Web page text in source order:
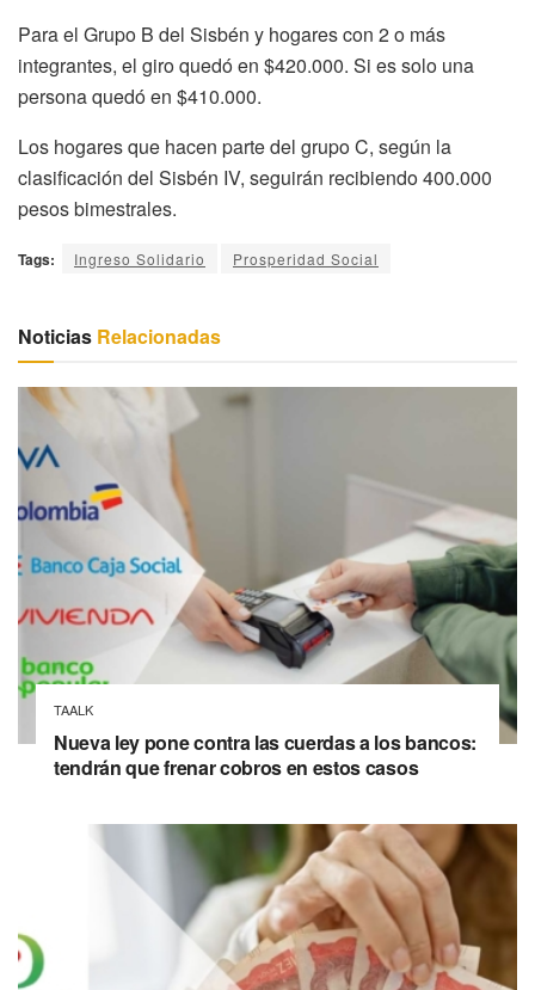
Para el Grupo B del Sisbén y hogares con 2 o más
integrantes, el giro quedó en $420.000. Si es solo una
persona quedó en $410.000.
Los hogares que hacen parte del grupo C, según la
clasificación del Sisbén IV, seguirán recibiendo 400.000
pesos bimestrales.
Tags: Ingreso Solidario Prosperidad Social
Noticias Relacionadas
TAALK
Nueva ley pone contra las cuerdas a los bancos:
tendrán que frenar cobros en estos casos